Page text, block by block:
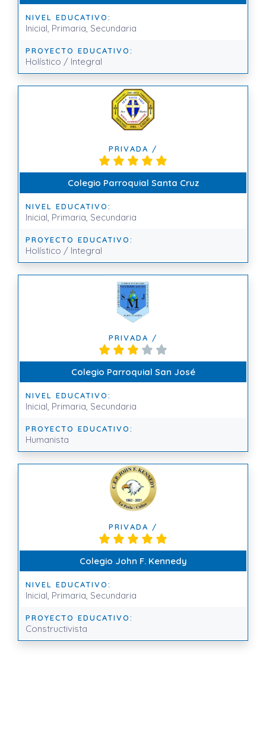
NIVEL EDUCATIVO:
Inicial, Primaria, Secundaria
PROYECTO EDUCATIVO:
Holístico / Integral
PRIVADA /
Colegio Parroquial Santa Cruz
NIVEL EDUCATIVO:
Inicial, Primaria, Secundaria
PROYECTO EDUCATIVO:
Holístico / Integral
PRIVADA /
Colegio Parroquial San José
NIVEL EDUCATIVO:
Inicial, Primaria, Secundaria
PROYECTO EDUCATIVO:
Humanista
PRIVADA /
Colegio John F. Kennedy
NIVEL EDUCATIVO:
Inicial, Primaria, Secundaria
PROYECTO EDUCATIVO:
Constructivista